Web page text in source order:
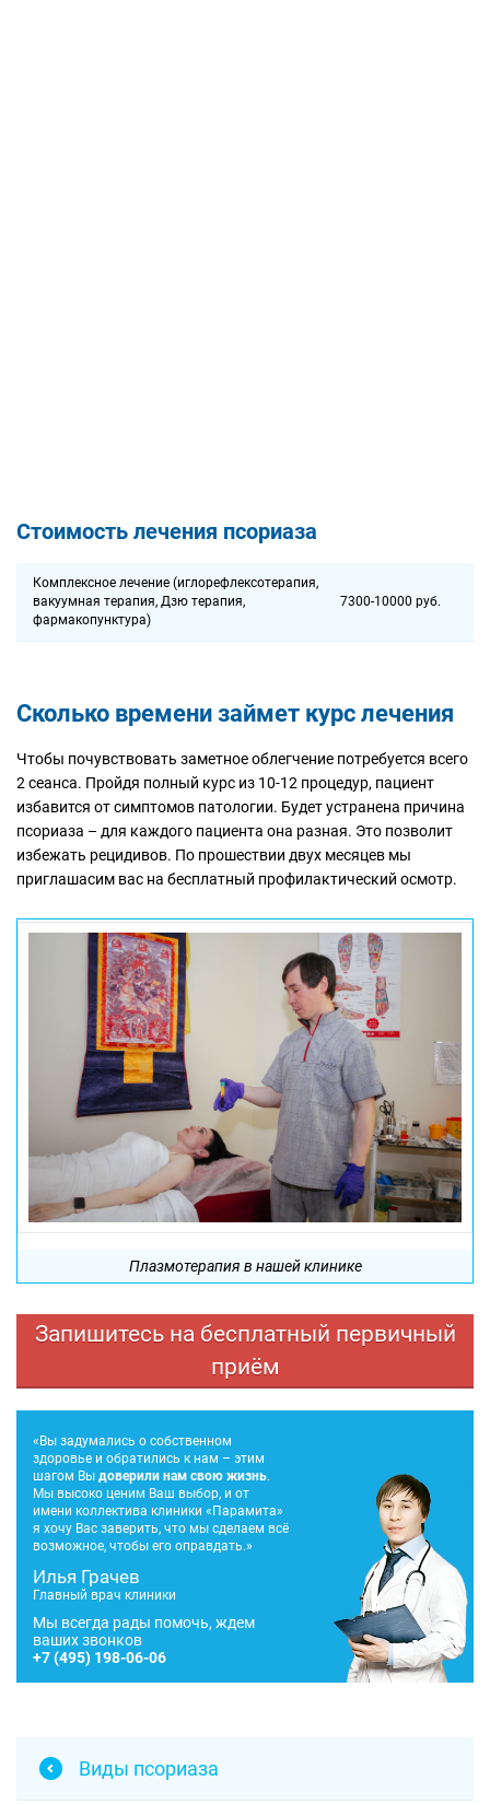
Стоимость лечения псориаза
Комплексное лечение (иглорефлексотерапия,
вакуумная терапия, Дзю терапия,
фармакопунктура)
7300-10000 руб.
Сколько времени займет курс лечения
Чтобы почувствовать заметное облегчение потребуется всего
2 сеанса. Пройдя полный курс из 10-12 процедур, пациент
избавится от симптомов патологии. Будет устранена причина
псориаза – для каждого пациента она разная. Это позволит
избежать рецидивов. По прошествии двух месяцев мы
приглашасим вас на бесплатный профилактический осмотр.
Плазмотерапия в нашей клинике
Запишитесь на бесплатный первичный
приём
«Вы задумались о собственном
здоровье и обратились к нам – этим
шагом Вы доверили нам свою жизнь.
Мы высоко ценим Ваш выбор, и от
имени коллектива клиники «Парамита»
я хочу Вас заверить, что мы сделаем всё
возможное, чтобы его оправдать.»
Илья Грачев
Главный врач клиники
Мы всегда рады помочь, ждем
ваших звонков
+7(495) 198-06-06
Виды псориаза